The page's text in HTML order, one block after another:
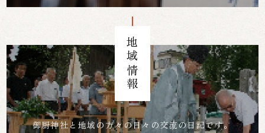
地域情報
御厨神社と地域の方々の日々の交流の日記です。